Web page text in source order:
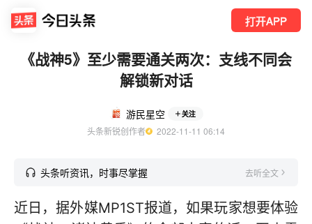
打开APP
《战神5》至少需要通关两次：支线不同会
解锁新对话
游民星空 关注
头条新锐创作者
  2022-11-11 06:14
头条听资讯，时事尽掌握 去听全文
近日，据外媒MP1ST报道，如果玩家想要体验